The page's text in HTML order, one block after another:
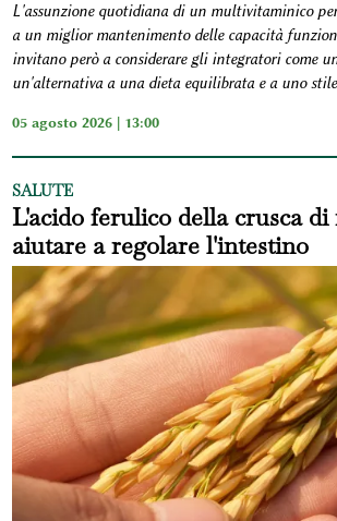
L'assunzione quotidiana di un multivitaminico
a un miglior mantenimento delle capacità
invitano però a considerare gli integratori come
un'alternativa a una dieta equilibrata e a uno
05 agosto 2026 | 13:00
SALUTE
L'acido ferulico della crusca di
aiutare a regolare l'intestino